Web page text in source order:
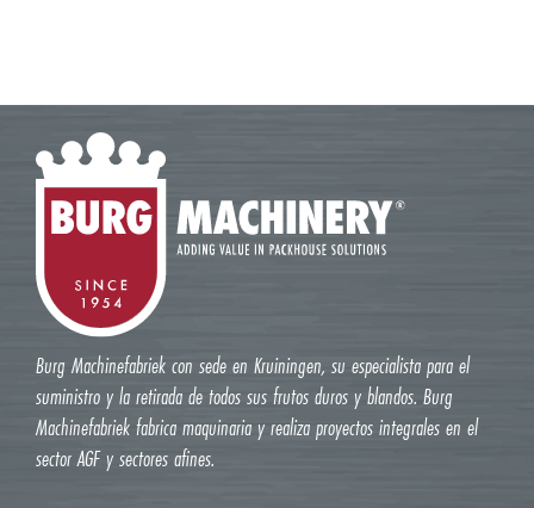
Burg Machinefabriek con sede en Kruiningen, su especialista para el
suministro y la retirada de todos sus frutos duros y blandos. Burg
Machinefabriek fabrica maquinaria y realiza proyectos integrales en el
sector AGF y sectores afines.